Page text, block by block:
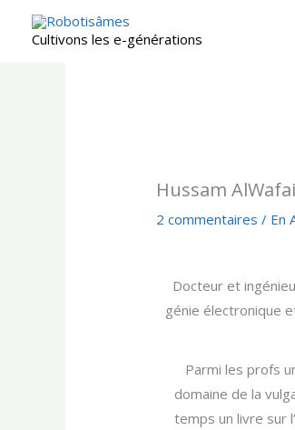
Cultivons les e-générations
Hussam AlWafai
2 commentaires / En
Docteur et
génie électronique
Parmi les profs
domaine de la
temps un livre sur